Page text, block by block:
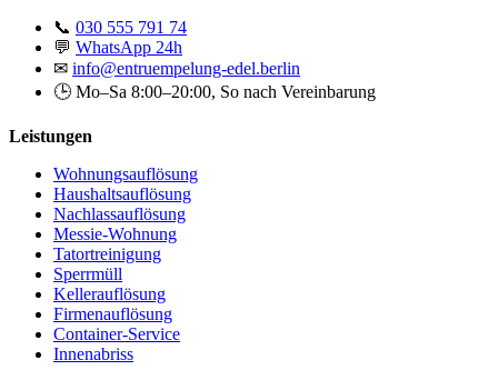
📞 030 555 791 74
💬 WhatsApp 24h
✉ info@entruempelung-edel.berlin
🕒 Mo–Sa 8:00–20:00, So nach Vereinbarung
Leistungen
Wohnungsauflösung
Haushaltsauflösung
Nachlassauflösung
Messie-Wohnung
Tatortreinigung
Sperrmüll
Kellerauflösung
Firmenauflösung
Container-Service
Innenabriss